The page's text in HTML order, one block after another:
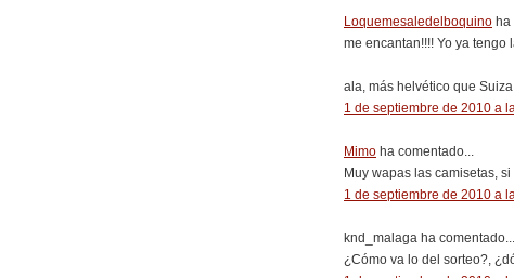
Loquemesaledelboquino
me encantan!!!! Yo ya
ala, más helvético que Suiza
1 de septiembre de 2010 a
Mimo ha comentado...
Muy wapas las camisetas,
1 de septiembre de 2010 a
knd_malaga ha comentado...
¿Cómo va lo del sorteo?,